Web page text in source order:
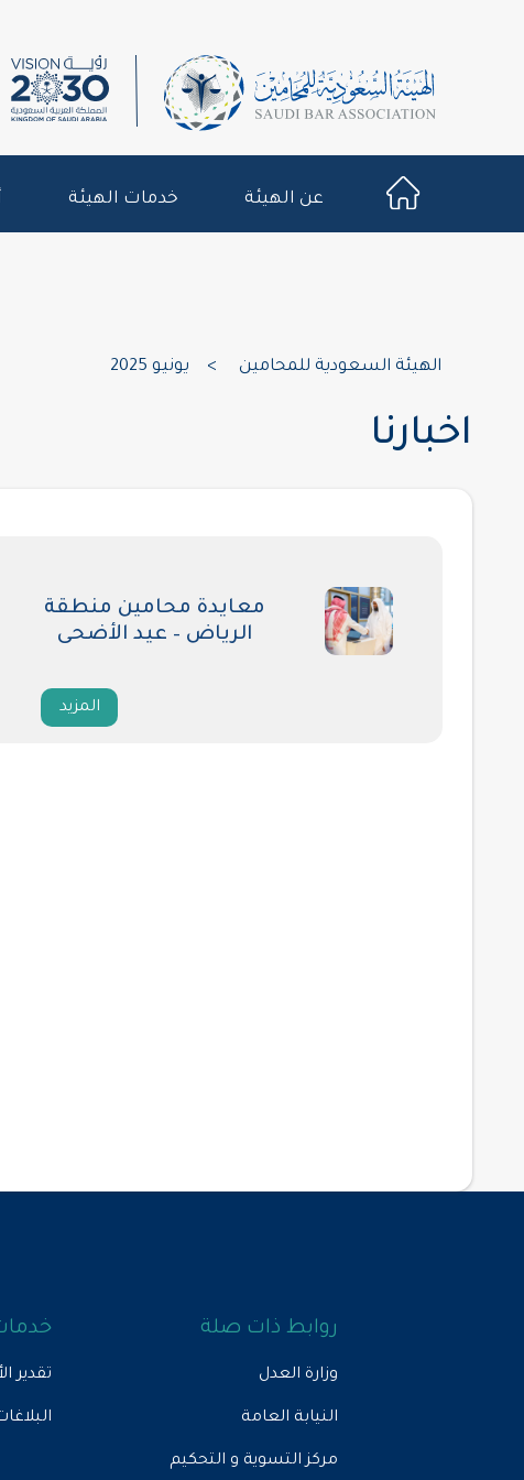
عن الهيئة خدمات الهيئة
الهيئة السعودية للمحامين > يونيو 2025
اخبارنا
معايدة محامين منطقة
الرياض – عيد الأضحى
المزيد
روابط ذات صلة
وزارة العدل
النيابة العامة
مركز التسوية و التحكيم
تقدير